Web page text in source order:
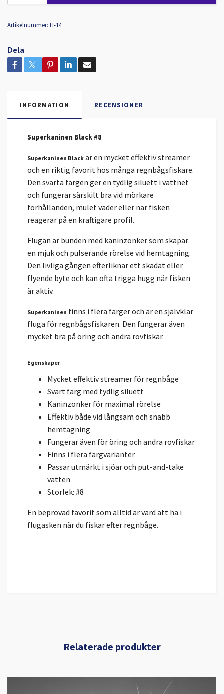
Artikelnummer: H-14
Dela
INFORMATION RECENSIONER
Superkaninen Black #8
Superkaninen Black är en mycket effektiv streamer
och en riktig favorit hos många regnbågsfiskare.
Den svarta färgen ger en tydlig siluett i vattnet
och fungerar särskilt bra vid mörkare
förhållanden, mulet väder eller när fisken
reagerar på en kraftigare profil.
Flugan är bunden med kaninzonker som skapar
en mjuk och pulserande rörelse vid hemtagning.
Den livliga gången efterliknar ett skadat eller
flyende byte och kan ofta trigga hugg när fisken
är aktiv.
Superkaninen finns i flera färger och är en självklar
fluga för regnbågsfiskaren. Den fungerar även
mycket bra på öring och andra rovfiskar.
Egenskaper
Mycket effektiv streamer för regnbåge
Svart färg med tydlig siluett
Kaninzonker för maximal rörelse
Effektiv både vid långsam och snabb
hemtagning
Fungerar även för öring och andra rovfiskar
Finns i flera färgvarianter
Passar utmärkt i sjöar och put-and-take
vatten
Storlek: #8
En beprövad favorit som alltid är värd att ha i
flugasken när du fiskar efter regnbåge.